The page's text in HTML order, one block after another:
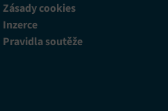
Zásady cookies
Inzerce
Pravidla soutěže